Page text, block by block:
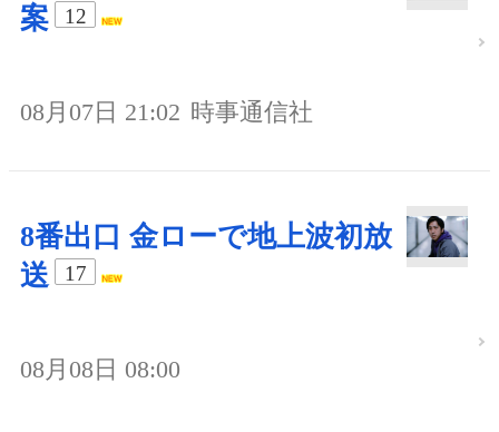
案
12
08月07日 21:02 時事通信社
8番出口 金ローで地上波初放
送
17
08月08日 08:00